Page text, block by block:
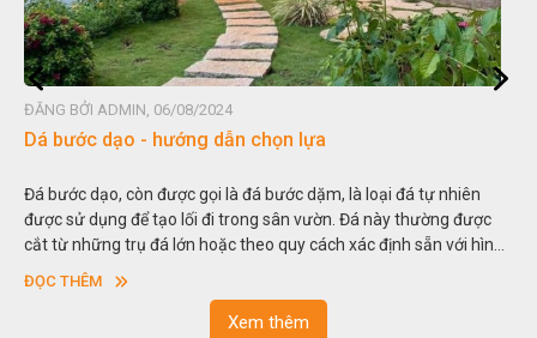
hình
ĐĂNG BỞI ADMIN, 06/08/2024
Đá non bộ - cách lựa chọn non bộ đẹp
Hòn non bộ được biết đến là một nghệ thuật xây dựng, sắp
thu nhỏ, đưa mô hình những ngọn núi to lớn ngoài tự nhiên
trong các vườn cảnh. Hay nói một cách khác, người ta gọi là
sơn”. Nghệ thuật hòn non bộ nhằm phục vụ cho mục đích
ngoạn và phong thủy trong cuộc sống.
ĐỌC THÊM
Xem thêm